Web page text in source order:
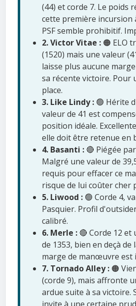
(44) et corde 7. Le poids
cette première incursion
PSF semble prohibitif.
2. Victor Vitae : 🟠 ELO
(1520) mais une valeur
laisse plus aucune
sa récente victoire. Pour
place.
3. Like Lindy : 🟢 Hérite
valeur de 41 est
position idéale.
elle doit être retenue en
4. Basanti : 🔴 Piégée
Malgré une valeur de
requis pour effacer ce
risque de lui coûter cher
5. Liwood : 🟢 Corde 4,
Pasquier. Profil
calibré.
6. Merle : 🔴 Corde 12 et
de 1353, bien en deçà de
marge de manœuvre est
7. Tornado Alley : 🟠
(corde 9), mais affronte
ardue suite à sa victoire.